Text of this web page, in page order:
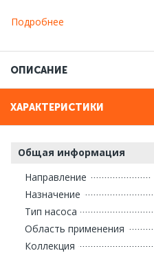
Подробнее
ОПИСАНИЕ
ХАРАКТЕРИСТИКИ
Общая информация
Направление
Назначение
Тип насоса
Область применения
Коллекция